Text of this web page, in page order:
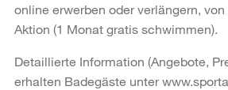
online erwerben oder verlängern,
Aktion (1 Monat gratis schwimmen).
Detaillierte Information (Angebote,
erhalten Badegäste unter